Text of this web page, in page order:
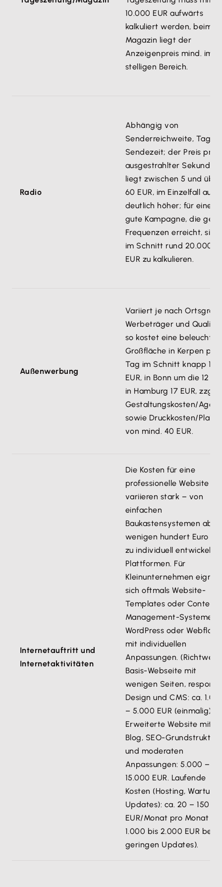
10.000 EUR aufwärts
kalkuliert werden, beim
Magazin liegt der
Anzeigenpreis mind. im
stelligen Bereich.
Radio
Abhängig von
Senderreichweite, Tag
Sendezeit; der Preis pro
ausgestrahlter Sekunde
liegt zwischen 5 und über
60 EUR, im Einzelfall auch
deutlich höher; für eine
gute Kampagne, die
Frequenzen erreicht, sind
im Schnitt rund 20.000
EUR zu kalkulieren.
Außenwerbung
Variiert je nach
Werbeträger und
so kostet eine
Großfläche in Kerpen pro
Tag im Schnitt knapp 10
EUR, in Bonn um die 12
in Hamburg 17 EUR, zzgl.
Gestaltungskosten/
sowie Druckkosten/Plakat
von mind. 40 EUR.
Internetauftritt und
Internetaktivitäten
Die Kosten für eine
professionelle Website
variieren stark – von
einfachen
Baukastensystemen ab
wenigen hundert Euro bis
zu individuell
Plattformen. Für
Kleinunternehmen eignen
sich oftmals Website-
Templates oder Content-
Management-Systeme
WordPress oder Webflow
mit individuellen
Anpassungen.
Basis-Webseite mit
wenigen Seiten,
Design und CMS: ca.
– 5.000 EUR (einmalig).
Erweiterte Website mit
Blog, SEO-Grundstruktur
und moderaten
Anpassungen: 5.000 –
15.000 EUR. Laufende
Kosten (Hosting, Wartung,
Updates): ca. 20 – 150
EUR/Monat pro Monat
1.000 bis 2.000 EUR bei
geringen Updates).